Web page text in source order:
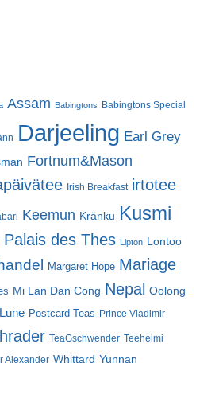
Assam Babingtons Babingtons Special
Darjeeling Earl Grey
Fortnum&Mason
Irish Breakfast irtotee
Keemun Kränku Kusmi
Palais des Thes Lipton Lontoo
Margaret Hope Mariage
Mi Lan Dan Cong Nepal Oolong
Postcard Teas Prince Vladimir
TeaGschwender Teehelmi
Alexander Whittard Yunnan